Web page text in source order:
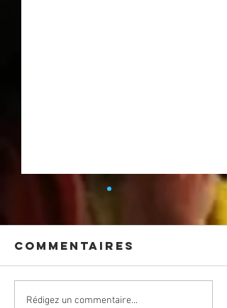
CONCERT
Commentaires
Rédigez un commentaire...